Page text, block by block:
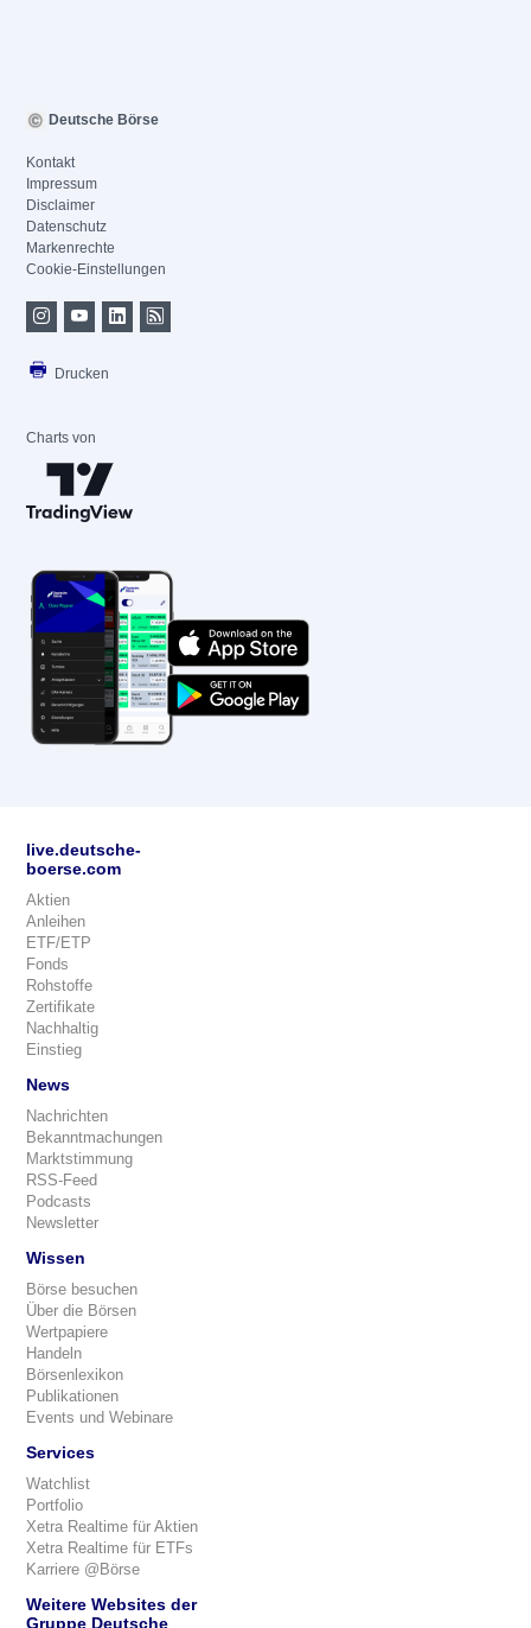
Deutsche Börse
Kontakt
Impressum
Disclaimer
Datenschutz
Markenrechte
Cookie-Einstellungen
Drucken
Charts von
live.deutsche-
boerse.com
Aktien
Anleihen
ETF/ETP
Fonds
Rohstoffe
Zertifikate
Nachhaltig
Einstieg
News
Nachrichten
Bekanntmachungen
Marktstimmung
RSS-Feed
Podcasts
Newsletter
Wissen
Börse besuchen
Über die Börsen
Wertpapiere
Handeln
Börsenlexikon
Publikationen
Events und Webinare
Services
Watchlist
Portfolio
Xetra Realtime für Aktien
Xetra Realtime für ETFs
Karriere @Börse
Weitere Websites der
Gruppe Deutsche